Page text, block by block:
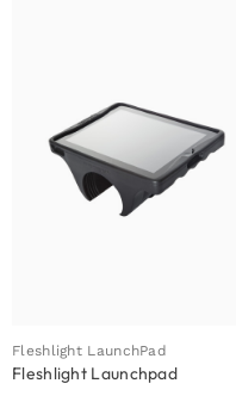
Fleshlight LaunchPad
Fleshlight Launchpad